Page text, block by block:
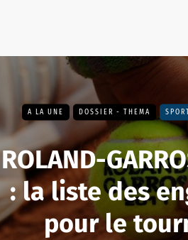
A LA UNE DOSSIER - THEMA
ROLAND-
: la liste des
pour le